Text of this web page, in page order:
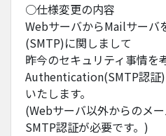
○仕様変更の内容
WebサーバからMailサーバ
(SMTP)に関しまして
昨今のセキュリティ事情を
Authentication(SMTP認証
いたします。
(Webサーバ以外からのメ
SMTP認証が必要です。)